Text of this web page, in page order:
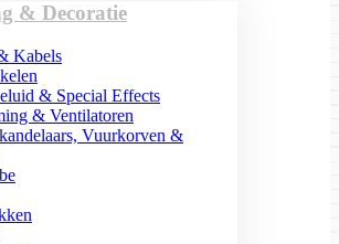
& Decoratie
Kabels
& Special Effects
& Ventilatoren
Vuurkorven &